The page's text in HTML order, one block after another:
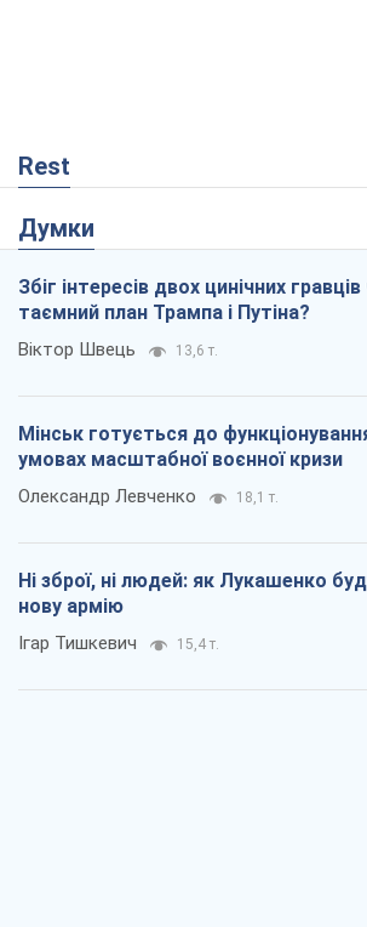
Rest
Думки
Збіг інтересів двох цинічних гравців
таємний план Трампа і Путіна?
Віктор Швець 13,6 т.
Мінськ готується до
умовах масштабної воєнної кризи
Олександр Левченко 18,1 т.
Ні зброї, ні людей: як Лукашенко
нову армію
Ігар Тишкевич 15,4 т.